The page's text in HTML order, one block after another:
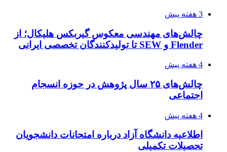
3 هفته پیش
چالش‌های مهندسی معکوس گیربکس هلیکال؛ از
Flender و SEW تا تولیدکنندگان تخصصی ایرانی
4 هفته پیش
چالش‌های ۲۵ سال پژوهش در حوزه انسجام
اجتماعی
4 هفته پیش
اطلاعیه دانشگاه آزاد درباره امتحانات دانشجویان
تحصیلات تکمیلی